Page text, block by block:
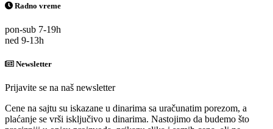
Radno vreme
pon-sub 7-19h
ned 9-13h
Newsletter
Prijavite se na naš newsletter
Cene na sajtu su iskazane u dinarima sa uračunatim porezom, a
plaćanje se vrši isključivo u dinarima. Nastojimo da budemo što